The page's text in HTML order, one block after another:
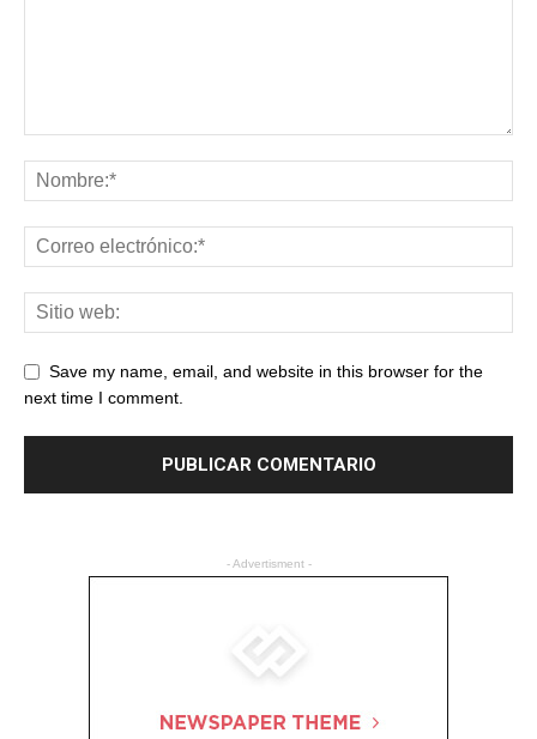
Save my name, email, and website in this browser for the
next time I comment.
- Advertisment -